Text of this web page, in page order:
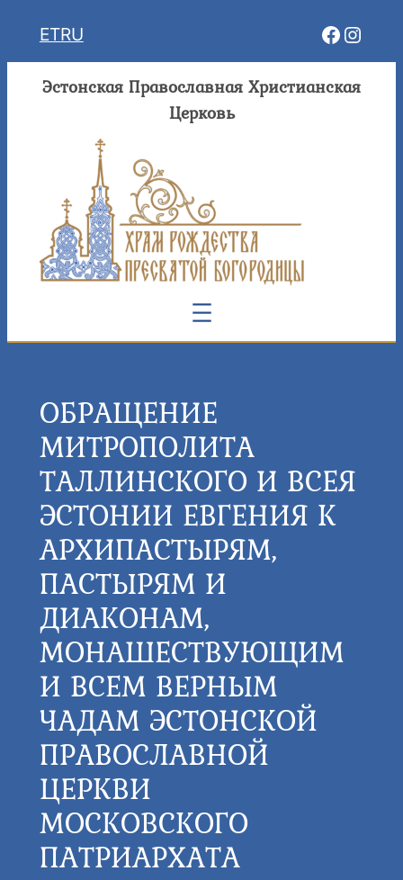
ETRU
Эстонская Православная Христианская
Церковь
ОБРАЩЕНИЕ
МИТРОПОЛИТА
ТАЛЛИНСКОГО И ВСЕЯ
ЭСТОНИИ ЕВГЕНИЯ К
АРХИПАСТЫРЯМ,
ПАСТЫРЯМ И
ДИАКОНАМ,
МОНАШЕСТВУЮЩИМ
И ВСЕМ ВЕРНЫМ
ЧАДАМ ЭСТОНСКОЙ
ПРАВОСЛАВНОЙ
ЦЕРКВИ
МОСКОВСКОГО
ПАТРИАРХАТА